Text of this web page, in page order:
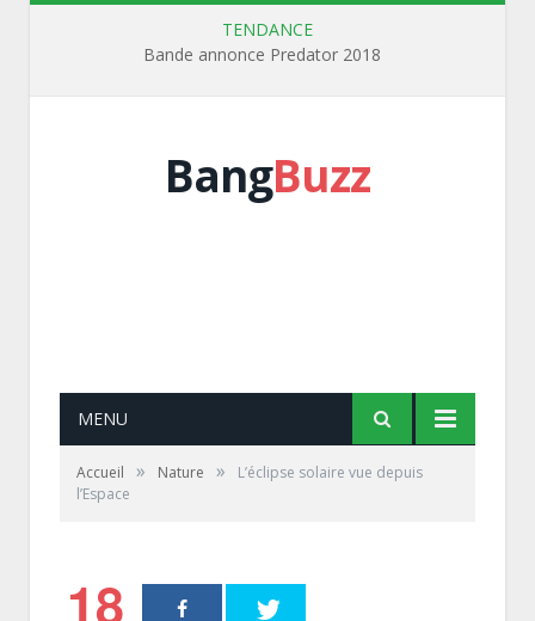
TENDANCE
Bande annonce Predator 2018
BangBuzz
MENU
Accueil » Nature »
L’éclipse solaire vue depuis
l’Espace
18